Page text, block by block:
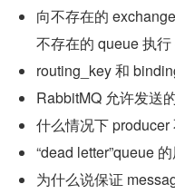
向不存在的
不存在的 queue 执
routing_key 和
RabbitMQ 允许发送
什么情况下 producer
“dead letter”queue
为什么说保证